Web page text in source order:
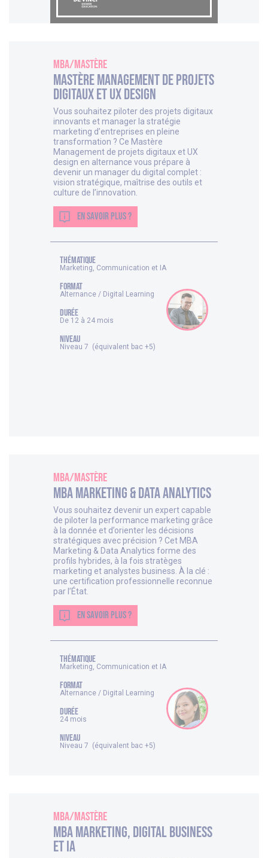
MBA/Mastère
Mastère Management de projets
digitaux et UX design
Vous souhaitez piloter des projets digitaux
innovants et manager la stratégie
marketing d’entreprises en pleine
transformation ? Ce Mastère
Management de projets digitaux et UX
design en alternance vous prépare à
devenir un manager du digital complet :
vision stratégique, maîtrise des outils et
culture de l’innovation.
EN SAVOIR PLUS ?
thématique
Marketing, Communication et IA
FORMAT
Alternance / Digital Learning
DURÉE
De 12 à 24 mois
NIVEAU
Niveau 7 (équivalent bac +5)
MBA/Mastère
MBA Marketing & Data analytics
Vous souhaitez devenir un expert capable
de piloter la performance marketing grâce
à la donnée et d’orienter les décisions
stratégiques avec précision ? Cet MBA
Marketing & Data Analytics forme des
profils hybrides, à la fois stratèges
marketing et analystes business. À la clé :
une certification professionnelle reconnue
par l’État.
EN SAVOIR PLUS ?
thématique
Marketing, Communication et IA
FORMAT
Alternance / Digital Learning
DURÉE
24 mois
NIVEAU
Niveau 7 (équivalent bac +5)
MBA/Mastère
MBA Marketing, Digital Business
et IA